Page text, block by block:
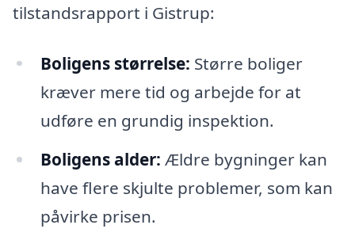
tilstandsrapport i Gistrup:
Boligens størrelse: Større boliger
kræver mere tid og arbejde for at
udføre en grundig inspektion.
Boligens alder: Ældre bygninger kan
have flere skjulte problemer, som kan
påvirke prisen.